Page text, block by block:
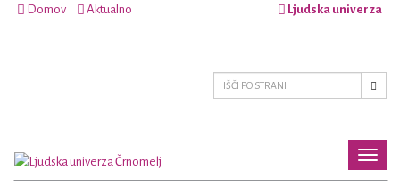
Domov Aktualno Ljudska univerza